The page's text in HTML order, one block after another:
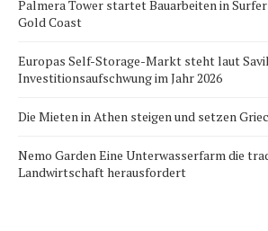
Palmera Tower startet Bauarbeiten in
Gold Coast
Europas Self-Storage-Markt steht laut
Investitionsaufschwung im Jahr 2026
Die Mieten in Athen steigen und setzen
Nemo Garden Eine Unterwasserfarm die
Landwirtschaft herausfordert